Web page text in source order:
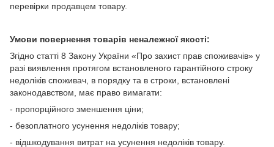
перевірки продавцем товару.
Умови повернення товарів неналежної якості:
Згідно статті 8 Закону України «Про захист прав споживачів» у
разі виявлення протягом встановленого гарантійного строку
недоліків споживач, в порядку та в строки, встановлені
законодавством, має право вимагати:
- пропорційного зменшення ціни;
- безоплатного усунення недоліків товару;
- відшкодування витрат на усунення недоліків товару.